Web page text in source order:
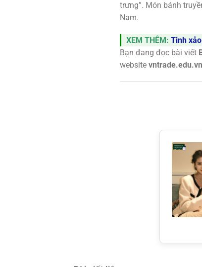
trưng”. Món bánh
Nam.
XEM THÊM: Tinh
Bạn đang đọc bài viết
website vntrade.edu.vn